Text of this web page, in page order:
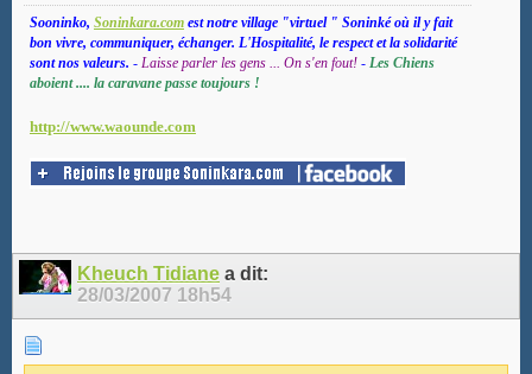
Sooninko, Soninkara.com est notre village "virtuel " Soninké où il y fait
bon vivre, communiquer, échanger. L'Hospitalité, le respect et la solidarité
sont nos valeurs. - Laisse parler les gens ... On s'en fout! - Les Chiens
aboient .... la caravane passe toujours !
http://www.waounde.com
Kheuch Tidiane a dit:
28/03/2007 18h54